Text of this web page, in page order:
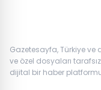
Gazetesayfa, Türkiye
ve özel dosyaları
dijital bir haber